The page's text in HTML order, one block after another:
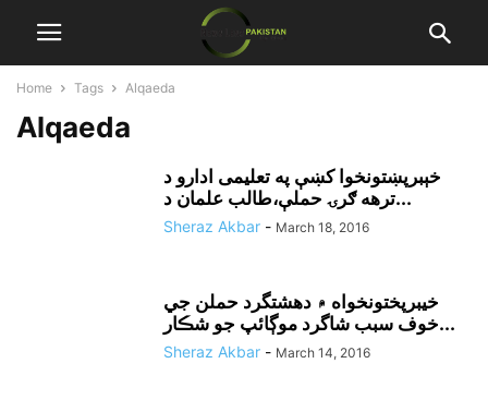
Home Tags Alqaeda
Alqaeda
خېبرپښتونخوا کښې په تعليمى ادارو د
ترهه ګرۍ حملې،طالب علمان د...
Sheraz Akbar - March 18, 2016
خيبرپختونخواه ۾ دهشتگرد حملن جي
خوف سبب شاگرد موڳائپ جو شڪار...
Sheraz Akbar - March 14, 2016